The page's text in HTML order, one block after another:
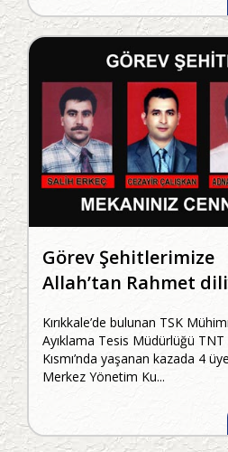
Görev Şehitlerimize
Allah’tan Rahmet
Kırıkkale’de bulunan TSK
Ayıklama Tesis Müdürlüğü
Kısmı’nda yaşanan kazada 4
Merkez Yönetim Ku...